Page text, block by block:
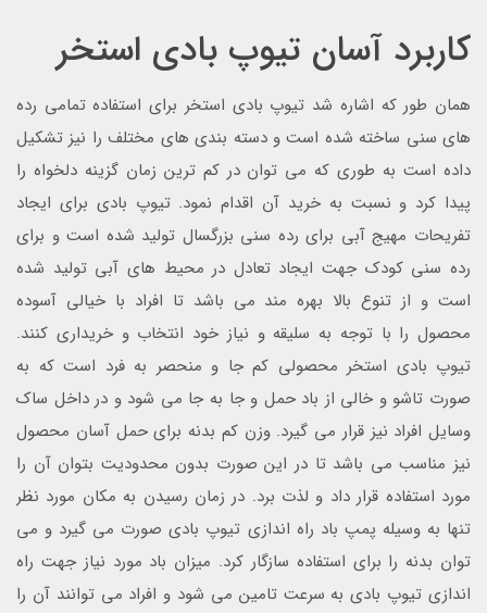
کاربرد آسان تیوپ بادی استخر
همان طور که اشاره شد تیوپ بادی استخر برای استفاده تمامی رده
های سنی ساخته شده است و دسته بندی های مختلف را نیز تشکیل
داده است به طوری که می توان در کم ترین زمان گزینه دلخواه را
پیدا کرد و نسبت به خرید آن اقدام نمود. تیوپ بادی برای ایجاد
تفریحات مهیج آبی برای رده سنی بزرگسال تولید شده است و برای
رده سنی کودک جهت ایجاد تعادل در محیط های آبی تولید شده
است و از تنوع بالا بهره مند می باشد تا افراد با خیالی آسوده
محصول را با توجه به سلیقه و نیاز خود انتخاب و خریداری کنند.
تیوپ بادی استخر محصولی کم جا و منحصر به فرد است که به
صورت تاشو و خالی از باد حمل و جا به جا می شود و در داخل ساک
وسایل افراد نیز قرار می گیرد. وزن کم بدنه برای حمل آسان محصول
نیز مناسب می باشد تا در این صورت بدون محدودیت بتوان آن را
مورد استفاده قرار داد و لذت برد. در زمان رسیدن به مکان مورد نظر
تنها به وسیله پمپ باد راه اندازی تیوپ بادی صورت می گیرد و می
توان بدنه را برای استفاده سازگار کرد. میزان باد مورد نیاز جهت راه
اندازی تیوپ بادی به سرعت تامین می شود و افراد می توانند آن را